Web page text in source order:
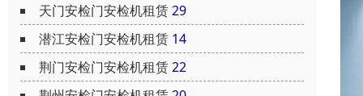
天门安检门安检机租赁29
潜江安检门安检机租赁 14
荆门安检门安检机租赁22